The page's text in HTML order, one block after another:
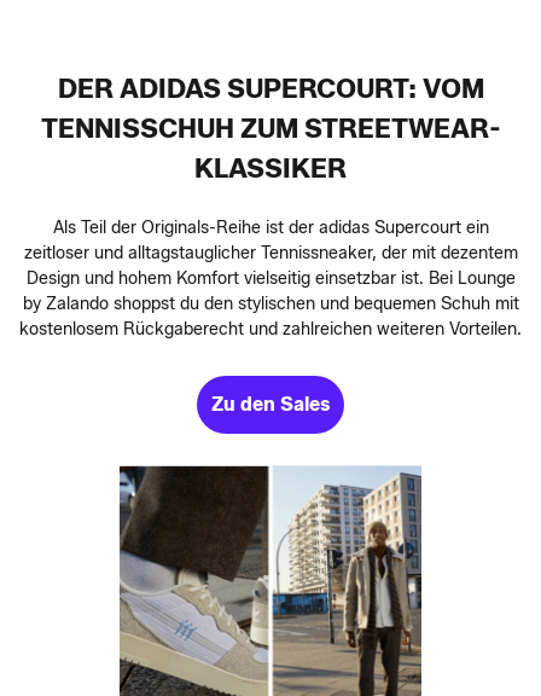
DER ADIDAS SUPERCOURT: VOM
TENNISSCHUH ZUM STREETWEAR-
KLASSIKER
Als Teil der Originals-Reihe ist der adidas Supercourt ein
zeitloser und alltagstauglicher Tennissneaker, der mit dezentem
Design und hohem Komfort vielseitig einsetzbar ist. Bei Lounge
by Zalando shoppst du den stylischen und bequemen Schuh mit
kostenlosem Rückgaberecht und zahlreichen weiteren Vorteilen.
Zu den Sales